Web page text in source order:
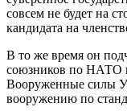
совсем не будет на
кандидата на
В то же время он
союзников по НАТО
Вооруженные силы
вооружению по